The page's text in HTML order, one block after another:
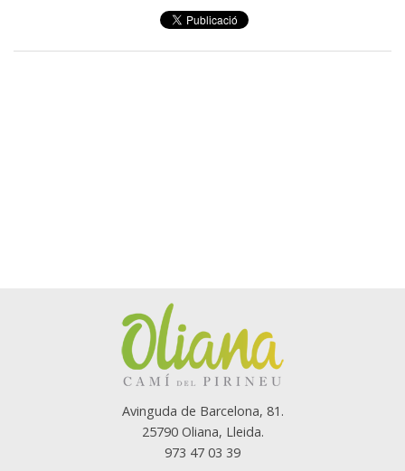
Avinguda de Barcelona, 81.
25790 Oliana, Lleida.
973 47 03 39